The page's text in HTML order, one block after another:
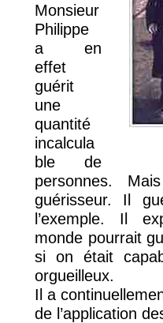
Monsieur
Philippe
a en
effet
guérit
une
quantité
incalcula
ble de
personnes.
guérisseur. Il
l’exemple. Il
monde pourrait
si on était
orgueilleux.
Il a
de l’application